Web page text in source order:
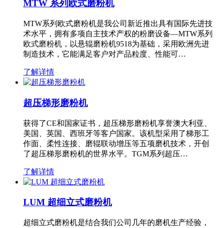
MTW 系列欧式磨粉机
MTW系列欧式磨粉机是我公司新近推出具有国际先进技
术水平，拥有多项自主技术产权的粉磨设备—MTW系列
欧式磨粉机，以悬辊磨粉机9518为基础，采用欧洲先进
制造技术，它能满足客户对产品粒度、性能可…
了解详情
超压梯形磨粉机
获得了CE和国家证书，超压梯形磨粉机享誉澳大利亚、
美国、英国、西班牙等客户国家。该机型采用了梯形工
作面、柔性连接、磨辊联动增压等五项磨机技术，开创
了超压梯形磨粉机的世界水平。TGM系列超压…
了解详情
LUM 超细立式磨粉机
超细立式磨粉机是结合我们公司几年的磨机生产经验，